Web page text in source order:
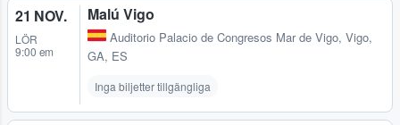
21 NOV.
LÖR
9:00 em
Malú Vigo
Auditorio Palacio de Congresos Mar de Vigo, Vigo,
GA, ES
Inga biljetter tillgängliga